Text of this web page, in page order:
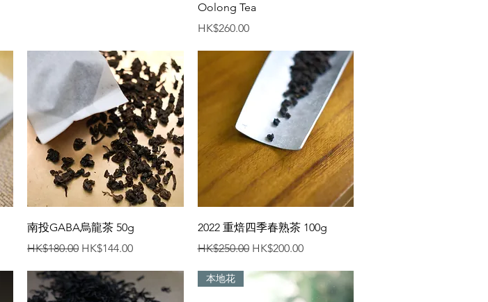
Oolong Tea
價格
HK$260.00
快速瀏覽
南投GABA烏龍茶 50g
一般價格
HK$180.00 促銷價格
HK$144.00
快速瀏覽
2022 重焙四季春熟茶 100g
一般價格
HK$250.00 促銷價格
HK$200.00
本地花